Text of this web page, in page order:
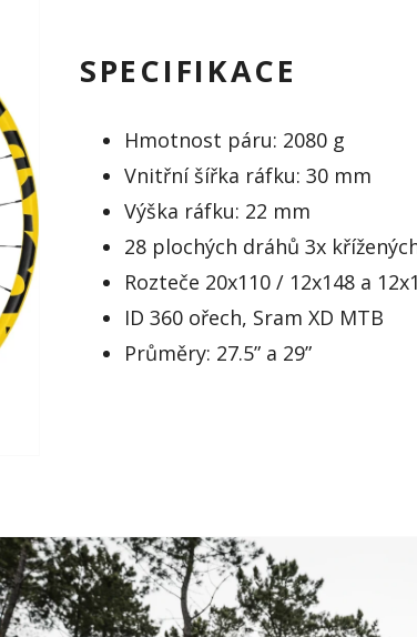
SPECIFIKACE
Hmotnost páru: 2080 g
Vnitřní šířka ráfku: 30 mm
Výška ráfku: 22 mm
28 plochých dráhů 3x
Rozteče 20x110 / 12x148 a
ID 360 ořech, Sram XD MTB
Průměry: 27.5” a 29”